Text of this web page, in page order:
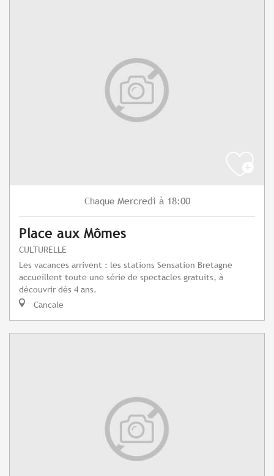
Chaque Mercredi à 18:00
Place aux Mômes
CULTURELLE
Les vacances arrivent : les stations Sensation Bretagne
accueillent toute une série de spectacles gratuits, à
découvrir dès 4 ans.
Cancale